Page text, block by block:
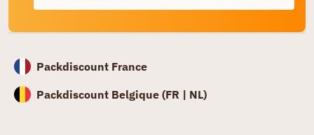
Packdiscount France
Packdiscount Belgique (FR | NL)